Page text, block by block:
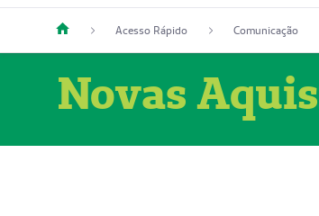
Acesso Rápido Comunicação
Novas